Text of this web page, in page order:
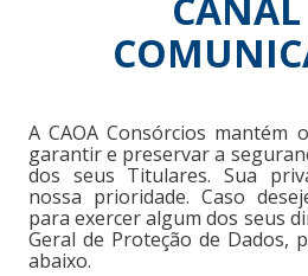
CANAL
A CAOA Consórcios mantém
garantir e preservar a
dos seus Titulares. Sua
nossa prioridade. Caso
para exercer algum dos seus
Geral de Proteção de Dados,
abaixo.